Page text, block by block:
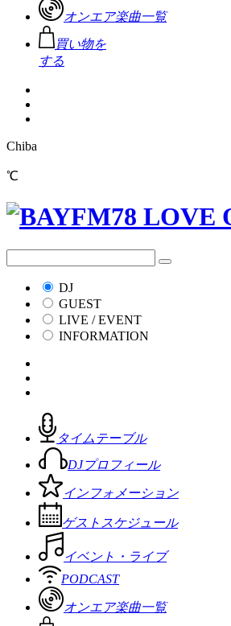
オンエア楽曲一覧
買い物を
する
Chiba
℃
DJ
GUEST
LIVE / EVENT
INFORMATION
タイムテーブル
DJプロフィール
インフォメーション
ゲストスケジュール
イベント・ライブ
PODCAST
オンエア楽曲一覧